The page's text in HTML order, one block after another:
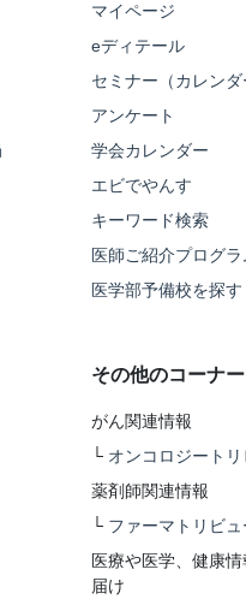
マイページ
eディテール
セミナー（カレンダ
アンケート
学会カレンダー
エビでやんす
キーワード検索
医師ご紹介プログラ
医学部予備校を探す
その他のコーナー
がん関連情報
└ オンコロジート
薬剤師関連情報
└ ファーマトリビュ
医療や医学、健康
届け